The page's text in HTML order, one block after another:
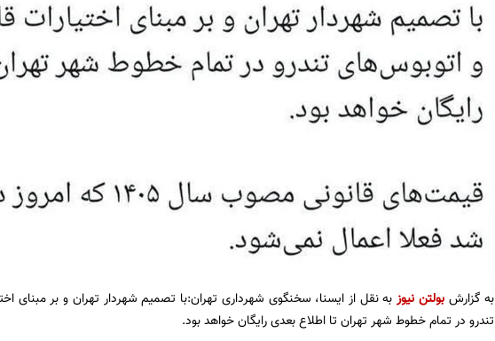
به گزارشبولتن نیوزبه نقل از ایسنا، سخنگوی شهرداری تهران:با تصمیم شهردار تهران و بر مبنای
تندرو در تمام خطوط شهر تهران تا اطلاع بعدی رایگان خواهد بود.